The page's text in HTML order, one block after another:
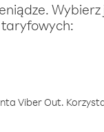
taryfowych:
Viber Out.